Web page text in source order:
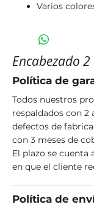
Varios
Encabezado 2
Política de
Todos nuestros
respaldados con 2
defectos de
con 3 meses de
El plazo se
en que el cliente
Política de